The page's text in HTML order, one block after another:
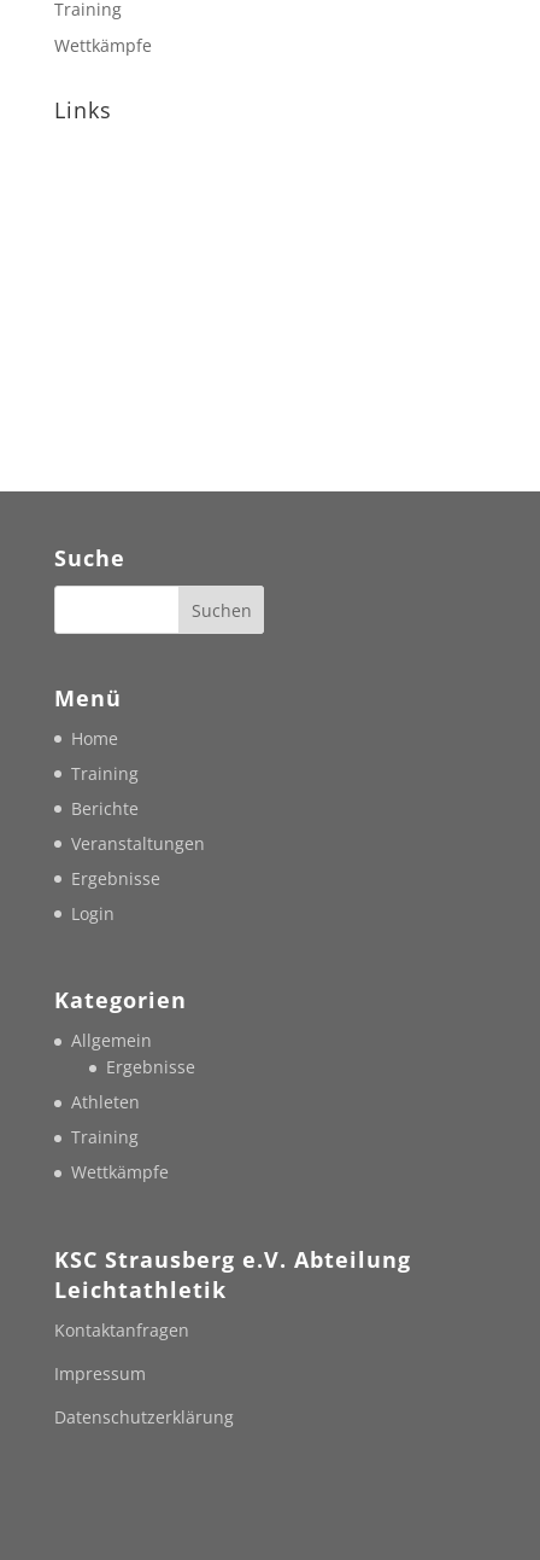
Training
Wettkämpfe
Links
Suche
Menü
Home
Training
Berichte
Veranstaltungen
Ergebnisse
Login
Kategorien
Allgemein
Ergebnisse
Athleten
Training
Wettkämpfe
KSC Strausberg e.V. Abteilung
Leichtathletik
Kontaktanfragen
Impressum
Datenschutzerklärung